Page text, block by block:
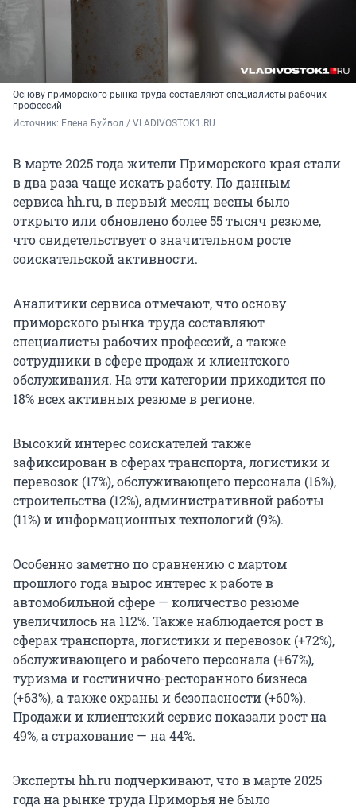
Основу приморского рынка труда составляют специалисты рабочих
профессий
Источник: Елена Буйвол / VLADIVOSTOK1.RU
В марте 2025 года жители Приморского края стали
в два раза чаще искать работу. По данным
сервиса hh.ru, в первый месяц весны было
открыто или обновлено более55 тысяч резюме,
что свидетельствует о значительном росте
соискательской активности.
Аналитики сервиса отмечают, что основу
приморского рынка труда составляют
специалисты рабочих профессий, а также
сотрудники в сфере продаж и клиентского
обслуживания. На эти категории приходится по
18% всех активных резюме в регионе.
Высокий интерес соискателей также
зафиксирован в сферах транспорта, логистики и
перевозок (17%), обслуживающего персонала (16%),
строительства (12%), административной работы
(11%) и информационных технологий (9%).
Особенно заметно по сравнению с мартом
прошлого года вырос интерес к работе в
автомобильной сфере — количество резюме
увеличилось на 112%. Также наблюдается рост в
сферах транспорта, логистики и перевозок (+72%),
обслуживающего и рабочего персонала (+67%),
туризма и гостинично-ресторанного бизнеса
(+63%), а также охраны и безопасности (+60%).
Продажи и клиентский сервис показали рост на
49%, а страхование — на 44%.
Эксперты hh.ru подчеркивают, что в марте 2025
года на рынке труда Приморья не было